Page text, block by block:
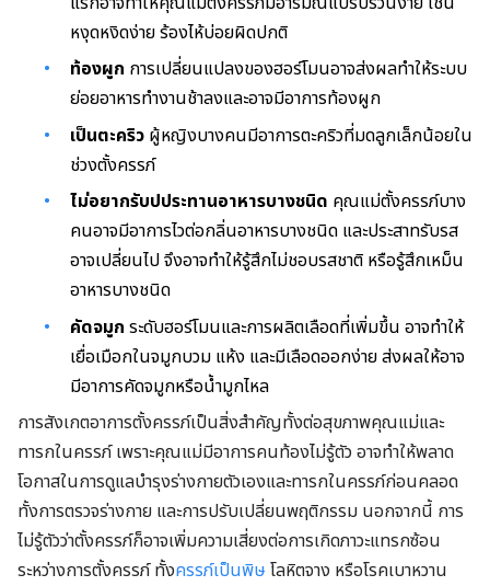
หงุดหงิดง่าย ร้องไห้บ่อยผิดปกติ
ท้องผูก การเปลี่ยนแปลงของฮอร์โมนอาจส่งผลทำให้ระบบ
ย่อยอาหารทำงานช้าลงและอาจมีอาการท้องผูก
เป็นตะคริว ผู้หญิงบางคนมีอาการตะคริวที่มดลูกเล็กน้อยใน
ช่วงตั้งครรภ์
ไม่อยากรับปประทานอาหารบางชนิด คุณแม่ตั้งครรภ์บาง
คนอาจมีอาการไวต่อกลิ่นอาหารบางชนิด และประสาทรับรส
อาจเปลี่ยนไป จึงอาจทำให้รู้สึกไม่ชอบรสชาติ หรือรู้สึกเหม็น
อาหารบางชนิด
คัดจมูก ระดับฮอร์โมนและการผลิตเลือดที่เพิ่มขึ้น อาจทำให้
เยื่อเมือกในจมูกบวม แห้ง และมีเลือดออกง่าย ส่งผลให้อาจ
มีอาการคัดจมูกหรือน้ำมูกไหล
การสังเกตอาการตั้งครรภ์เป็นสิ่งสำคัญทั้งต่อสุขภาพคุณแม่และ
ทารกในครรภ์ เพราะคุณแม่มีอาการคนท้องไม่รู้ตัว อาจทำให้พลาด
โอกาสในการดูแลบำรุงร่างกายตัวเองและทารกในครรภ์ก่อนคลอด
ทั้งการตรวจร่างกาย และการปรับเปลี่ยนพฤติกรรม นอกจากนี้ การ
ไม่รู้ตัวว่าตั้งครรภ์ก็อาจเพิ่มความเสี่ยงต่อการเกิดภาวะแทรกซ้อน
ระหว่างการตั้งครรภ์ ทั้งครรภ์เป็นพิษโลหิตจาง หรือโรคเบาหวาน